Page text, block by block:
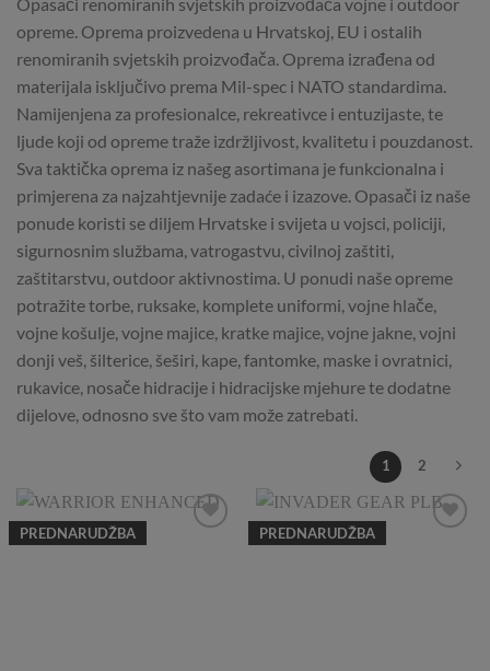
opreme. Oprema proizvedena u Hrvatskoj, EU i ostalih
renomiranih svjetskih proizvođača. Oprema izrađena od
materijala isključivo prema Mil-spec i NATO standardima.
Namijenjena za profesionalce, rekreativce i entuzijaste, te
ljude koji od opreme traže izdržljivost, kvalitetu i pouzdanost.
Sva taktička oprema iz našeg asortimana je funkcionalna i
primjerena za najzahtjevnije zadaće i izazove. Opasači iz naše
ponude koristi se diljem Hrvatske i svijeta u vojsci, policiji,
sigurnosnim službama, vatrogastvu, civilnoj zaštiti,
zaštitarstvu, outdoor aktivnostima. U ponudi naše opreme
potražite torbe, ruksake, komplete uniformi, vojne hlače,
vojne košulje, vojne majice, kratke majice, vojne jakne, vojni
donji veš, šilterice, šeširi, kape, fantomke, maske i ovratnici,
rukavice, nosače hidracije i hidracijske mjehure te dodatne
dijelove, odnosno sve što vam može zatrebati.
1 2
PREDNARUDŽBA PREDNARUDŽBA